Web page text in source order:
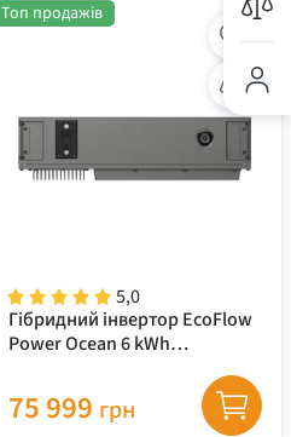
5,0
Гібридний інвертор EcoFlow
Power Ocean 6 kWh
Топ продажів
75 999 грн